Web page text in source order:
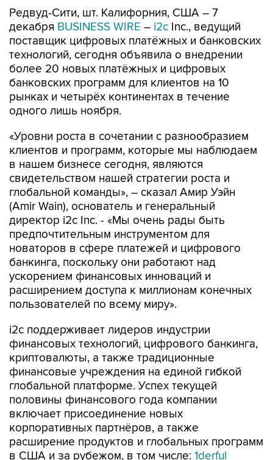
Редвуд-Сити, шт. Калифорния, США – 7
декабря BUSINESS WIRE – i2c Inc., ведущий
поставщик цифровых платёжных и банковских
технологий, сегодня объявила о внедрении
более 20 новых платёжных и цифровых
банковских программ для клиентов на 10
рынках и четырёх континентах в течение
одного лишь ноября.
«Уровни роста в сочетании с разнообразием
клиентов и программ, которые мы наблюдаем
в нашем бизнесе сегодня, являются
свидетельством нашей стратегии роста и
глобальной команды», – сказал Амир Уэйн
(Amir Wain), основатель и генеральный
директор i2c Inc. - «Мы очень рады быть
предпочтительным инструментом для
новаторов в сфере платежей и цифрового
банкинга, поскольку они работают над
ускорением финансовых инноваций и
расширением доступа к миллионам конечных
пользователей по всему миру».
i2c поддерживает лидеров индустрии
финансовых технологий, цифрового банкинга,
криптовалюты, а также традиционные
финансовые учреждения на единой гибкой
глобальной платформе. Успех текущей
половины финансового года компании
включает присоединение новых
корпоративных партнёров, а также
расширение продуктов и глобальных программ
в США и за рубежом, в том числе: 1derful